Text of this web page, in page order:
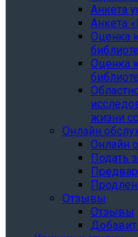
Анкета
Анкета
Oценка
Oценка
жизни
Онлайн
Онлайн
Подать
Отзывы
Отзывы